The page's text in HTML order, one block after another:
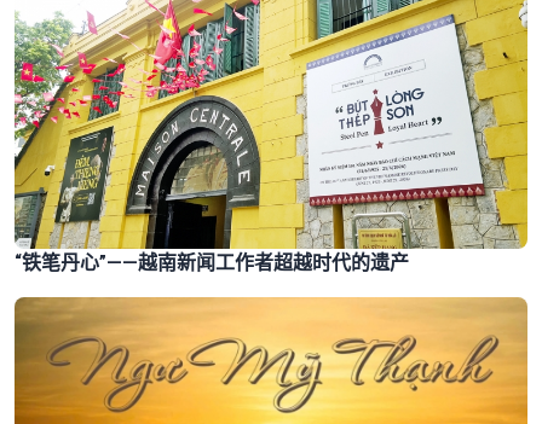
“铁笔丹心”——越南新闻工作者超越时代的遗产